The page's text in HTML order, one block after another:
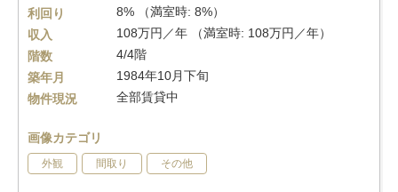
利回り
8% （満室時: 8%）
収入
108万円／年 （満室時: 108万円／年）
階数
4/4階
築年月
1984年10月下旬
物件現況
全部賃貸中
画像カテゴリ
外観 間取り その他